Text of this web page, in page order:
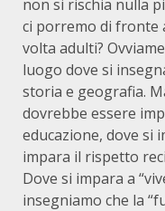
non si rischia nulla
ci porremo di fronte
volta adulti?
luogo dove si
storia e geografia.
dovrebbe essere
educazione, dove si
impara il rispetto
Dove si impara a
insegniamo che la